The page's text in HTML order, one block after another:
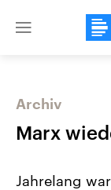
Close
Archiv
Marx
Jahrelang